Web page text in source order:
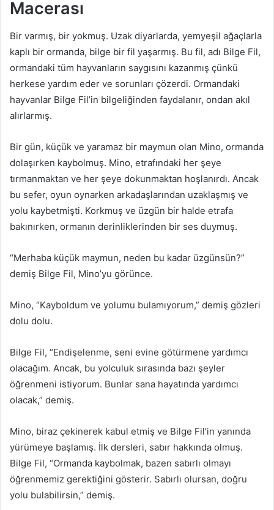
Macerası
Bir varmış, bir yokmuş. Uzak diyarlarda, yemyeşil ağaçlarla
kaplı bir ormanda, bilge bir fil yaşarmış. Bu fil, adı Bilge Fil,
ormandaki tüm hayvanların saygısını kazanmış çünkü
herkese yardım eder ve sorunları çözerdi. Ormandaki
hayvanlar Bilge Fil’in bilgeliğinden faydalanır, ondan akıl
alırlarmış.
Bir gün, küçük ve yaramaz bir maymun olan Mino, ormanda
dolaşırken kaybolmuş. Mino, etrafındaki her şeye
tırmanmaktan ve her şeye dokunmaktan hoşlanırdı. Ancak
bu sefer, oyun oynarken arkadaşlarından uzaklaşmış ve
yolu kaybetmişti. Korkmuş ve üzgün bir halde etrafa
bakınırken, ormanın derinliklerinden bir ses duymuş.
“Merhaba küçük maymun, neden bu kadar üzgünsün?”
demiş Bilge Fil, Mino’yu görünce.
Mino, “Kayboldum ve yolumu bulamıyorum,” demiş gözleri
dolu dolu.
Bilge Fil, “Endişelenme, seni evine götürmene yardımcı
olacağım. Ancak, bu yolculuk sırasında bazı şeyler
öğrenmeni istiyorum. Bunlar sana hayatında yardımcı
olacak,” demiş.
Mino, biraz çekinerek kabul etmiş ve Bilge Fil’in yanında
yürümeye başlamış. İlk dersleri, sabır hakkında olmuş.
Bilge Fil, “Ormanda kaybolmak, bazen sabırlı olmayı
öğrenmemiz gerektiğini gösterir. Sabırlı olursan, doğru
yolu bulabilirsin,” demiş.